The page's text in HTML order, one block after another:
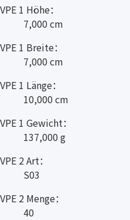
VPE 1 Höhe：
7,000 cm
VPE 1 Breite：
7,000 cm
VPE 1 Länge：
10,000 cm
VPE 1 Gewicht：
137,000 g
VPE 2 Art：
S03
VPE 2 Menge：
40